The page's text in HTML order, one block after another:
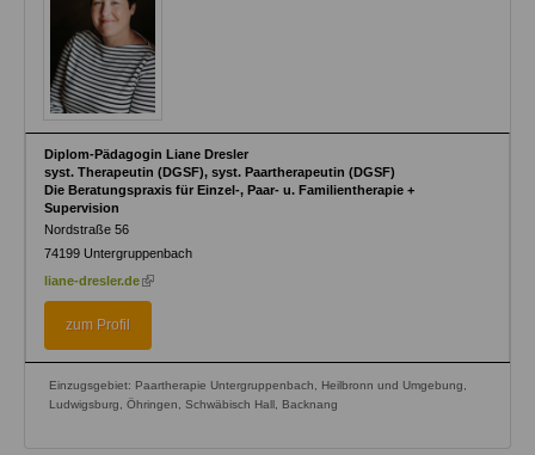
Diplom-Pädagogin Liane Dresler
syst. Therapeutin (DGSF), syst. Paartherapeutin (DGSF)
Die Beratungspraxis für Einzel-, Paar- u. Familientherapie +
Supervision
Nordstraße 56
74199 Untergruppenbach
liane-dresler.de (link
zum Profil
Einzugsgebiet: Paartherapie Untergruppenbach, Heilbronn und Umgebung,
Ludwigsburg, Öhringen, Schwäbisch Hall, Backnang